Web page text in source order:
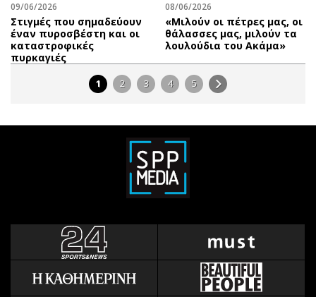
09/06/2026
Στιγμές που σημαδεύουν
έναν πυροσβέστη και οι
καταστροφικές
πυρκαγιές
08/06/2026
«Μιλούν οι πέτρες μας, οι
θάλασσες μας, μιλούν τα
λουλούδια του Ακάμα»
1 2 3 4 5